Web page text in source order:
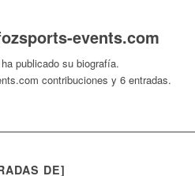
events.com
publicado su biografía.
contribuciones y 6 entradas.
DE]